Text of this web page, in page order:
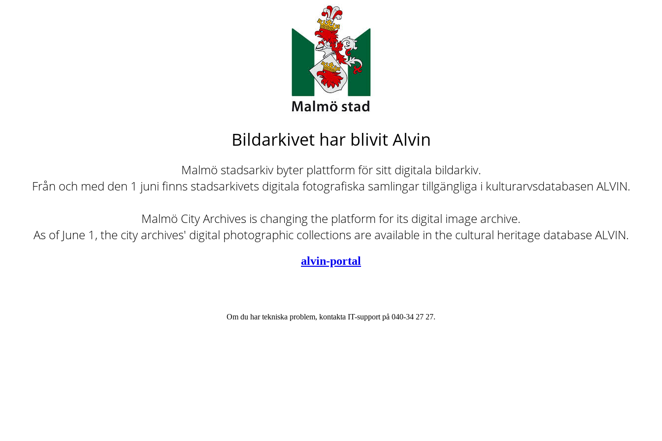
Bildarkivet har blivit Alvin
Malmö stadsarkiv byter plattform för sitt digitala bildarkiv.
Från och med den 1 juni finns stadsarkivets digitala fotografiska samlingar tillgängliga i kulturarvsdatabasen ALVIN.
Malmö City Archives is changing the platform for its digital image archive.
As of June 1, the city archives' digital photographic collections are available in the cultural heritage database ALVIN.
alvin-portal
Om du har tekniska problem, kontakta IT-support på 040-34 27 27.